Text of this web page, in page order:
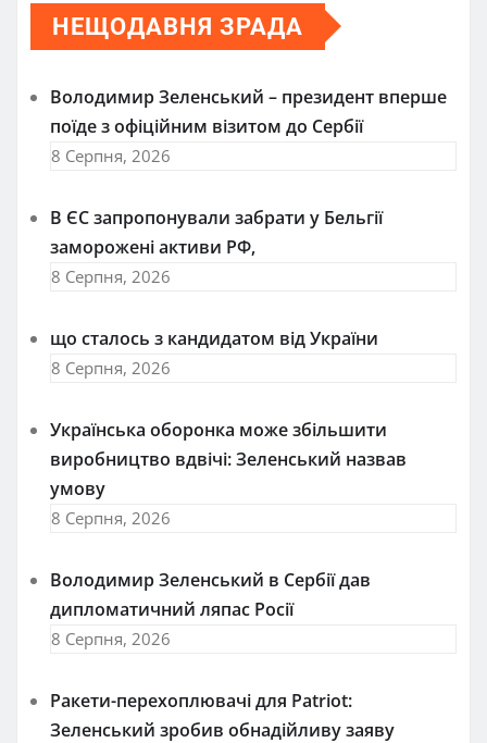
НЕЩОДАВНЯ ЗРАДА
Володимир Зеленський – президент вперше
поїде з офіційним візитом до Сербії
8 Серпня, 2026
В ЄС запропонували забрати у Бельгії
заморожені активи РФ,
8 Серпня, 2026
що сталось з кандидатом від України
8 Серпня, 2026
Українська оборонка може збільшити
виробництво вдвічі: Зеленський назвав
умову
8 Серпня, 2026
Володимир Зеленський в Сербії дав
дипломатичний ляпас Росії
8 Серпня, 2026
Ракети-перехоплювачі для Patriot:
Зеленський зробив обнадійливу заяву